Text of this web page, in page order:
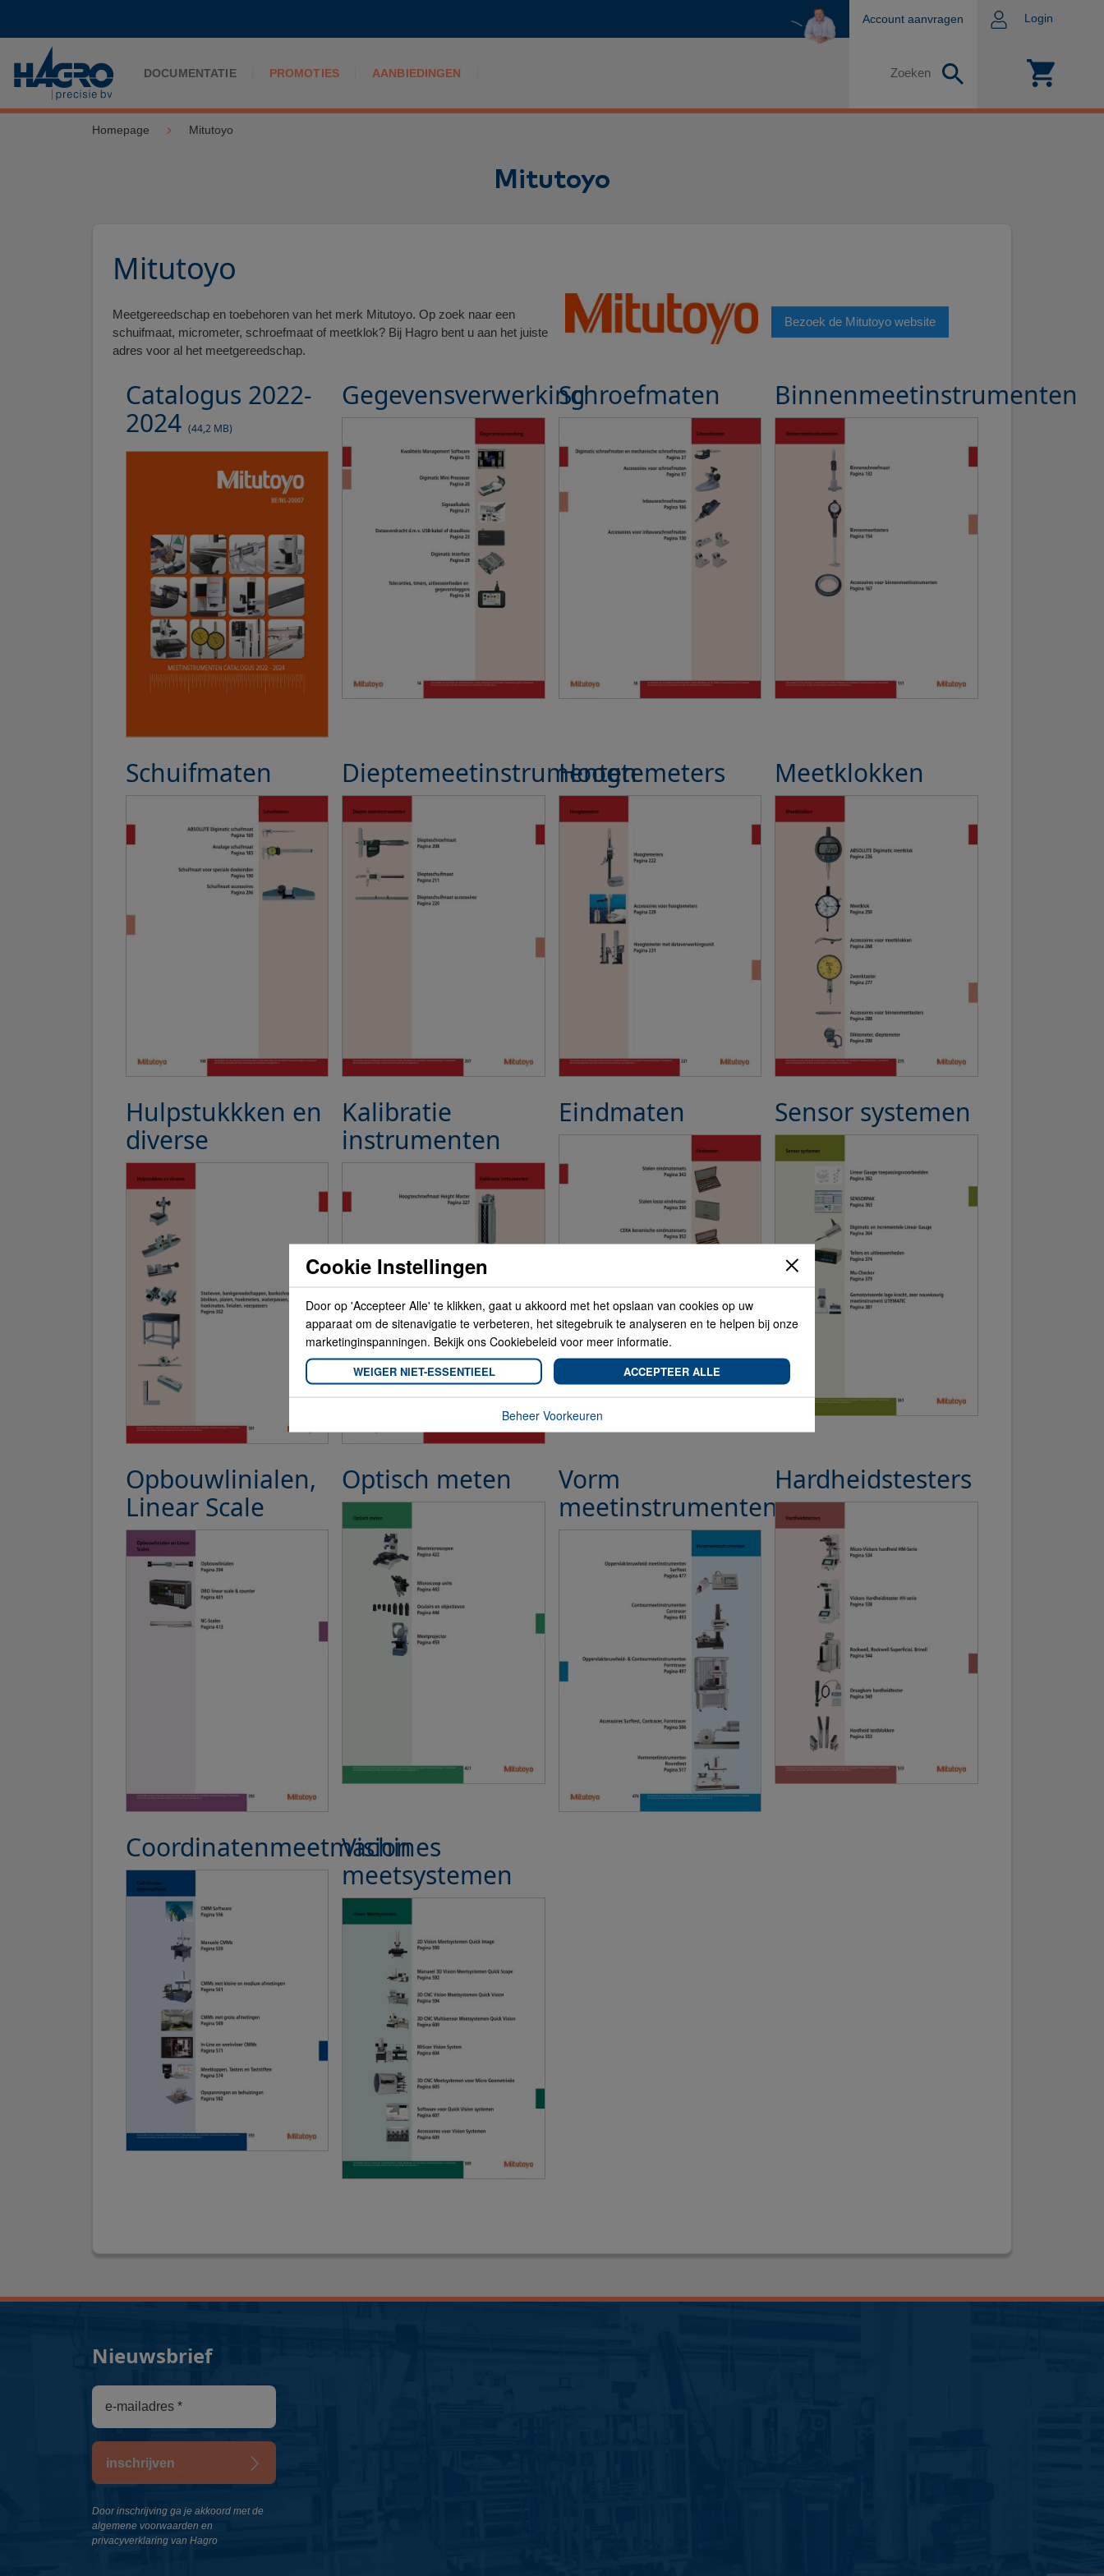
Account aanvragen Login
DOCUMENTATIE PROMOTIES AANBIEDINGEN Zoeken
Homepage Mitutoyo
Mitutoyo
Mitutoyo
Meetgereedschap en toebehoren van het merk Mitutoyo. Op zoek naar een
schuifmaat, micrometer, schroefmaat of meetklok? Bij Hagro bent u aan het juiste
adres voor al het meetgereedschap.
Bezoek de Mitutoyo website
Catalogus 2022-
2024 (44,2 MB)
GegevensverwerkingSchroefmaten Binnenmeetinstrumenten
Schuifmaten DieptemeetinstrumentenHoogtemeters Meetklokken
Hulpstukkken en
diverse
Kalibratie
instrumenten
Eindmaten Sensor systemen
Opbouwlinialen,
Linear Scale
Optisch meten
Vorm
meetinstrumenten
Hardheidstesters
Coordinatenmeetmachines
Vision
meetsystemen
Nieuwsbrief
inschrijven
Door inschrijving ga je akkoord met de
algemene voorwaarden en
privacyverklaring van Hagro
Cookie Instellingen
Door op 'Accepteer Alle' te klikken, gaat u akkoord met het opslaan van cookies op uw
apparaat om de sitenavigatie te verbeteren, het sitegebruik te analyseren en te helpen bij onze
marketinginspanningen. Bekijk ons Cookiebeleid voor meer informatie.
WEIGER NIET-ESSENTIEEL ACCEPTEER ALLE
Beheer Voorkeuren